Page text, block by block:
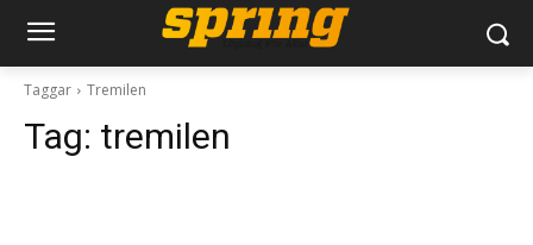
Taggar Tremilen
Tag: tremilen